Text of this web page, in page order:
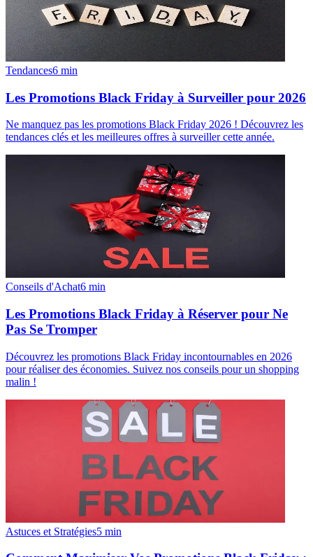
Tendances6 min
Les Promotions Black Friday à Surveiller pour 2026
Ne manquez pas les promotions Black Friday 2026 ! Découvrez les
tendances clés et les meilleures offres à surveiller cette année.
Conseils d'Achat6 min
Les Promotions Black Friday à Réserver pour Ne
Pas Se Tromper
Découvrez les promotions Black Friday incontournables en 2026
pour réaliser des économies. Suivez nos conseils pour un shopping
malin !
Astuces et Stratégies5 min